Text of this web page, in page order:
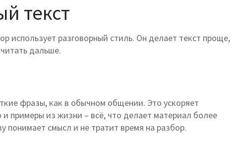
текст
использует разговорный стиль. Он делает текст проще,
дальше.
фразы, как в обычном общении. Это ускоряет
примеры из жизни – всё, что делает материал более
смысл и не тратит время на разбор.